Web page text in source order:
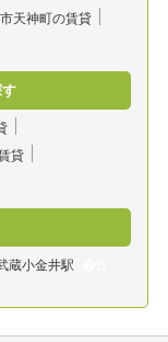
天神町の賃貸
貸
蔵小金井駅